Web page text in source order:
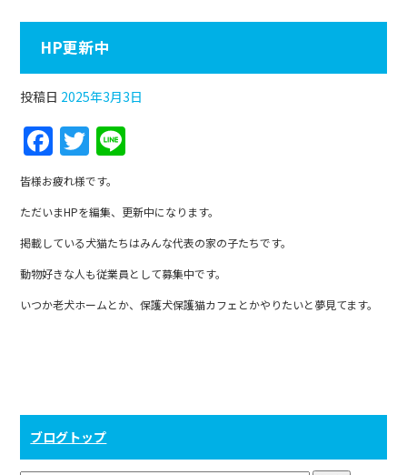
HP更新中
投稿日 2025年3月3日
F
a
c
e
b
o
o
T
w
itt
er
e
皆様お疲れ様です。
ただいまHPを編集、更新中になります。
掲載している犬猫たちはみんな代表の家の子たちです。
動物好きな人も従業員として募集中です。
いつか老犬ホームとか、保護犬保護猫カフェとかやりたいと夢見てます。
ブログトップ